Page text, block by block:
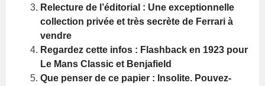
Relecture de l’éditorial : Une exceptionnelle
collection privée et très secrète de Ferrari à
vendre
Regardez cette infos : Flashback en 1923 pour
Le Mans Classic et Benjafield
Que penser de ce papier : Insolite. Pouvez-